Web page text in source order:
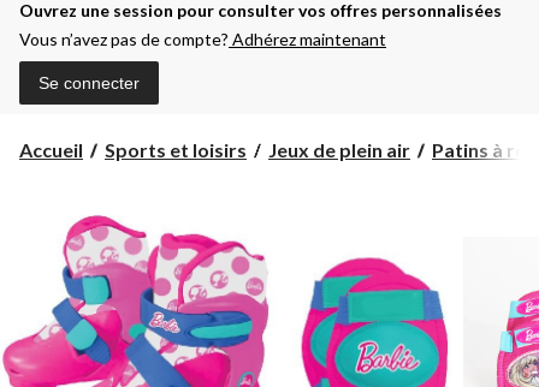
Ouvrez une session pour consulter vos offres personnalisées
Vous n’avez pas de compte? Adhérez maintenant
Se connecter
Accueil Sports et loisirs Jeux de plein air Patins à